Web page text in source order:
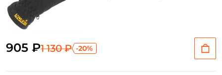
905 ₽1 130 ₽ -20%